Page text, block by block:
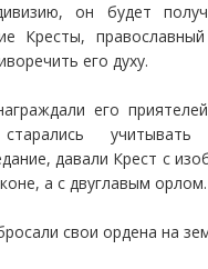
он будет
Кресты,
его духу.
его
давали Крест с
а с двуглавым орлом.
свои ордена на